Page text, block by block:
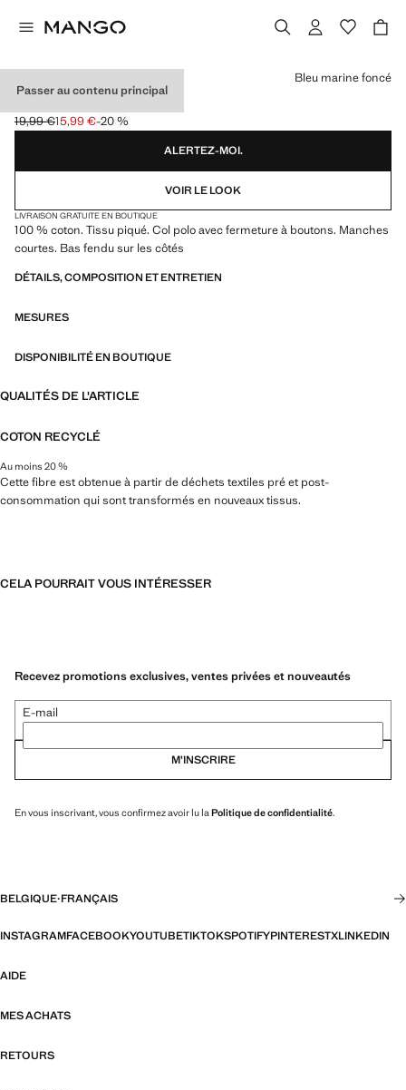
Passer au contenu principal
POLO COTON PIQUÉ
Prix initial barré [19,99 € ]
19,99 €
Prix actuel [15,99 € ]
15,99 €-20 %
Choisissez une couleur
Bleu marine foncé
ALERTEZ-MOI.
VOIR LE LOOK
LIVRAISON GRATUITE EN BOUTIQUE
100 % coton. Tissu piqué. Col polo avec fermeture à boutons. Manches
courtes. Bas fendu sur les côtés
DÉTAILS, COMPOSITION ET ENTRETIEN
MESURES
DISPONIBILITÉ EN BOUTIQUE
QUALITÉS DE L'ARTICLE
COTON RECYCLÉ
Au moins 20 %
Cette fibre est obtenue à partir de déchets textiles pré et post-
consommation qui sont transformés en nouveaux tissus.
CELA POURRAIT VOUS INTÉRESSER
Recevez promotions exclusives, ventes privées et nouveautés
E-mail
M’INSCRIRE
En vous inscrivant, vous confirmez avoir lu laPolitique de confidentialité.
BELGIQUE·FRANÇAIS
INSTAGRAMFACEBOOKYOUTUBETIKTOKSPOTIFYPINTERESTXLINKEDIN
AIDE
MES ACHATS
RETOURS